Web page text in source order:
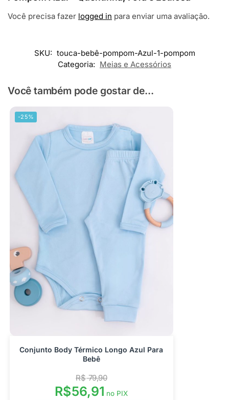
Você precisa fazer logged in para enviar uma avaliação.
SKU: touca-bebê-pompom-Azul-1-pompom
Categoria: Meias e Acessórios
Você também pode gostar de...
-25%
Conjunto Body Térmico Longo Azul Para
Bebê
R$79,90
R$56,91 no PIX